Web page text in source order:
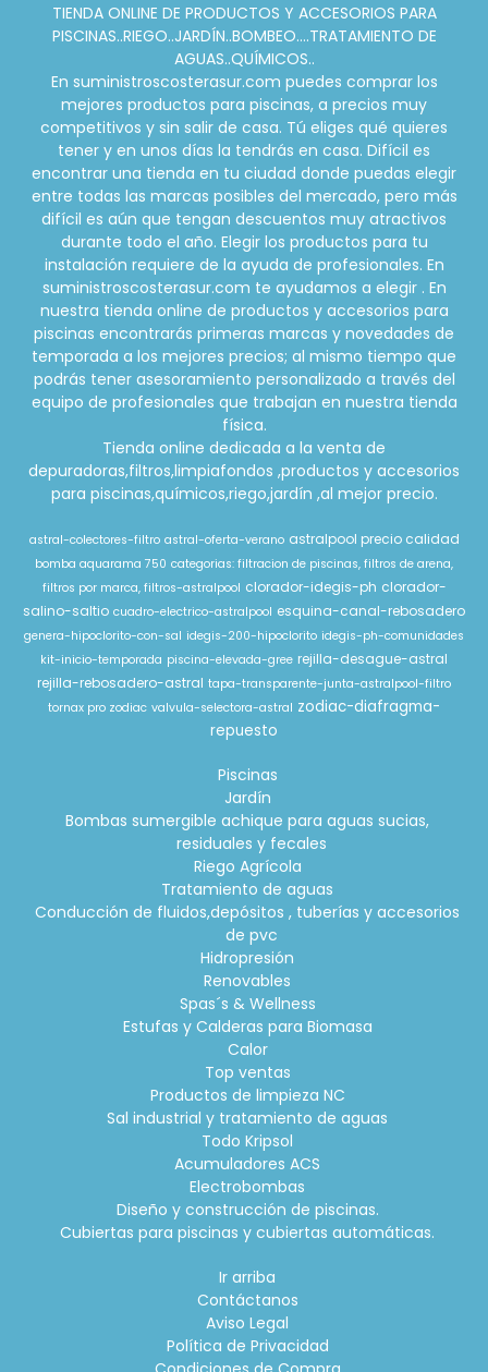
TIENDA ONLINE DE PRODUCTOS Y ACCESORIOS PARA
PISCINAS..RIEGO..JARDÍN..BOMBEO....TRATAMIENTO DE
AGUAS..QUÍMICOS..
En suministroscosterasur.com puedes comprar los
mejores productos para piscinas, a precios muy
competitivos y sin salir de casa. Tú eliges qué quieres
tener y en unos días la tendrás en casa. Difícil es
encontrar una tienda en tu ciudad donde puedas elegir
entre todas las marcas posibles del mercado, pero más
difícil es aún que tengan descuentos muy atractivos
durante todo el año. Elegir los productos para tu
instalación requiere de la ayuda de profesionales. En
suministroscosterasur.com te ayudamos a elegir . En
nuestra tienda online de productos y accesorios para
piscinas encontrarás primeras marcas y novedades de
temporada a los mejores precios; al mismo tiempo que
podrás tener asesoramiento personalizado a través del
equipo de profesionales que trabajan en nuestra tienda
física.
Tienda online dedicada a la venta de
depuradoras,filtros,limpiafondos ,productos y accesorios
para piscinas,químicos,riego,jardín ,al mejor precio.
astral-colectores-filtro astral-oferta-verano astralpool precio calidad
bomba aquarama 750 categorias: filtracion de piscinas, filtros de arena,
filtros por marca, filtros-astralpool clorador-idegis-ph clorador-
salino-saltio cuadro-electrico-astralpool esquina-canal-rebosadero
genera-hipoclorito-con-sal idegis-200-hipoclorito idegis-ph-comunidades
kit-inicio-temporada piscina-elevada-gree rejilla-desague-astral
rejilla-rebosadero-astral tapa-transparente-junta-astralpool-filtro
tornax pro zodiac valvula-selectora-astral zodiac-diafragma-
repuesto
Piscinas
Jardín
Bombas sumergible achique para aguas sucias,
residuales y fecales
Riego Agrícola
Tratamiento de aguas
Conducción de fluidos,depósitos , tuberías y accesorios
de pvc
Hidropresión
Renovables
Spas´s & Wellness
Estufas y Calderas para Biomasa
Calor
Top ventas
Productos de limpieza NC
Sal industrial y tratamiento de aguas
Todo Kripsol
Acumuladores ACS
Electrobombas
Diseño y construcción de piscinas.
Cubiertas para piscinas y cubiertas automáticas.
Ir arriba
Contáctanos
Aviso Legal
Política de Privacidad